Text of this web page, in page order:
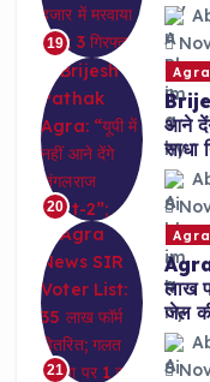
19
20
Agra
आने
साधा
21
Agra
लाख
जेल